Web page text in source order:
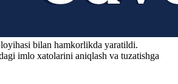
loyihasi bilan hamkorlikda yaratildi.
imlo xatolarini aniqlash va tuzatishga